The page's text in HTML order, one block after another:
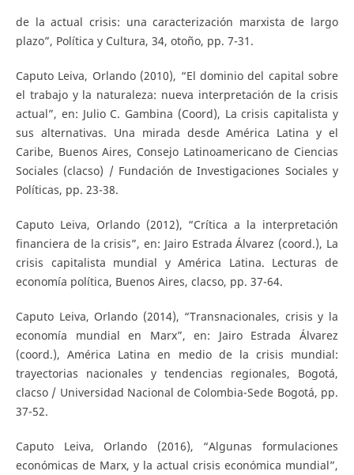
de la actual crisis: una caracterización marxista de largo
plazo”, Política y Cultura, 34, otoño, pp. 7-31.
Caputo Leiva, Orlando (2010), “El dominio del capital sobre
el trabajo y la naturaleza: nueva interpretación de la crisis
actual”, en: Julio C. Gambina (Coord), La crisis capitalista y
sus alternativas. Una mirada desde América Latina y el
Caribe, Buenos Aires, Consejo Latinoamericano de Ciencias
Sociales (clacso) / Fundación de Investigaciones Sociales y
Políticas, pp. 23-38.
Caputo Leiva, Orlando (2012), “Crítica a la interpretación
financiera de la crisis”, en: Jairo Estrada Álvarez (coord.), La
crisis capitalista mundial y América Latina. Lecturas de
economía política, Buenos Aires, clacso, pp. 37-64.
Caputo Leiva, Orlando (2014), “Transnacionales, crisis y la
economía mundial en Marx”, en: Jairo Estrada Álvarez
(coord.), América Latina en medio de la crisis mundial:
trayectorias nacionales y tendencias regionales, Bogotá,
clacso / Universidad Nacional de Colombia-Sede Bogotá, pp.
37-52.
Caputo Leiva, Orlando (2016), “Algunas formulaciones
económicas de Marx, y la actual crisis económica mundial”,